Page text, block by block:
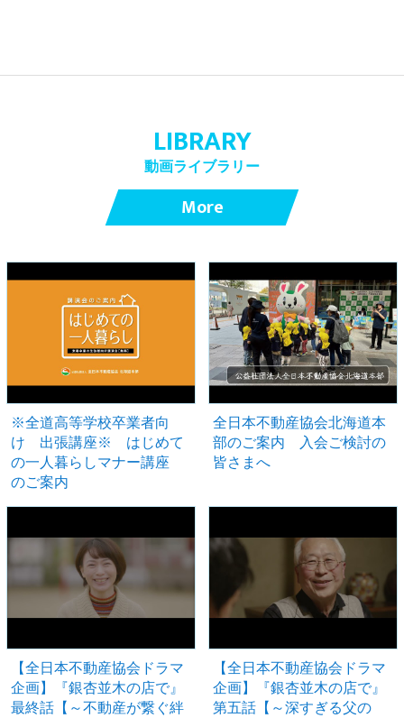
LIBRARY
動画ライブラリー
More
※全道高等学校卒業者向
け 出張講座※ はじめて
の一人暮らしマナー講座
のご案内
全日本不動産協会北海道本
部のご案内 入会ご検討の
皆さまへ
【全日本不動産協会ドラマ
企画】『銀杏並木の店で』
最終話【～不動産が繋ぐ絆
【全日本不動産協会ドラマ
企画】『銀杏並木の店で』
第五話【～深すぎる父の